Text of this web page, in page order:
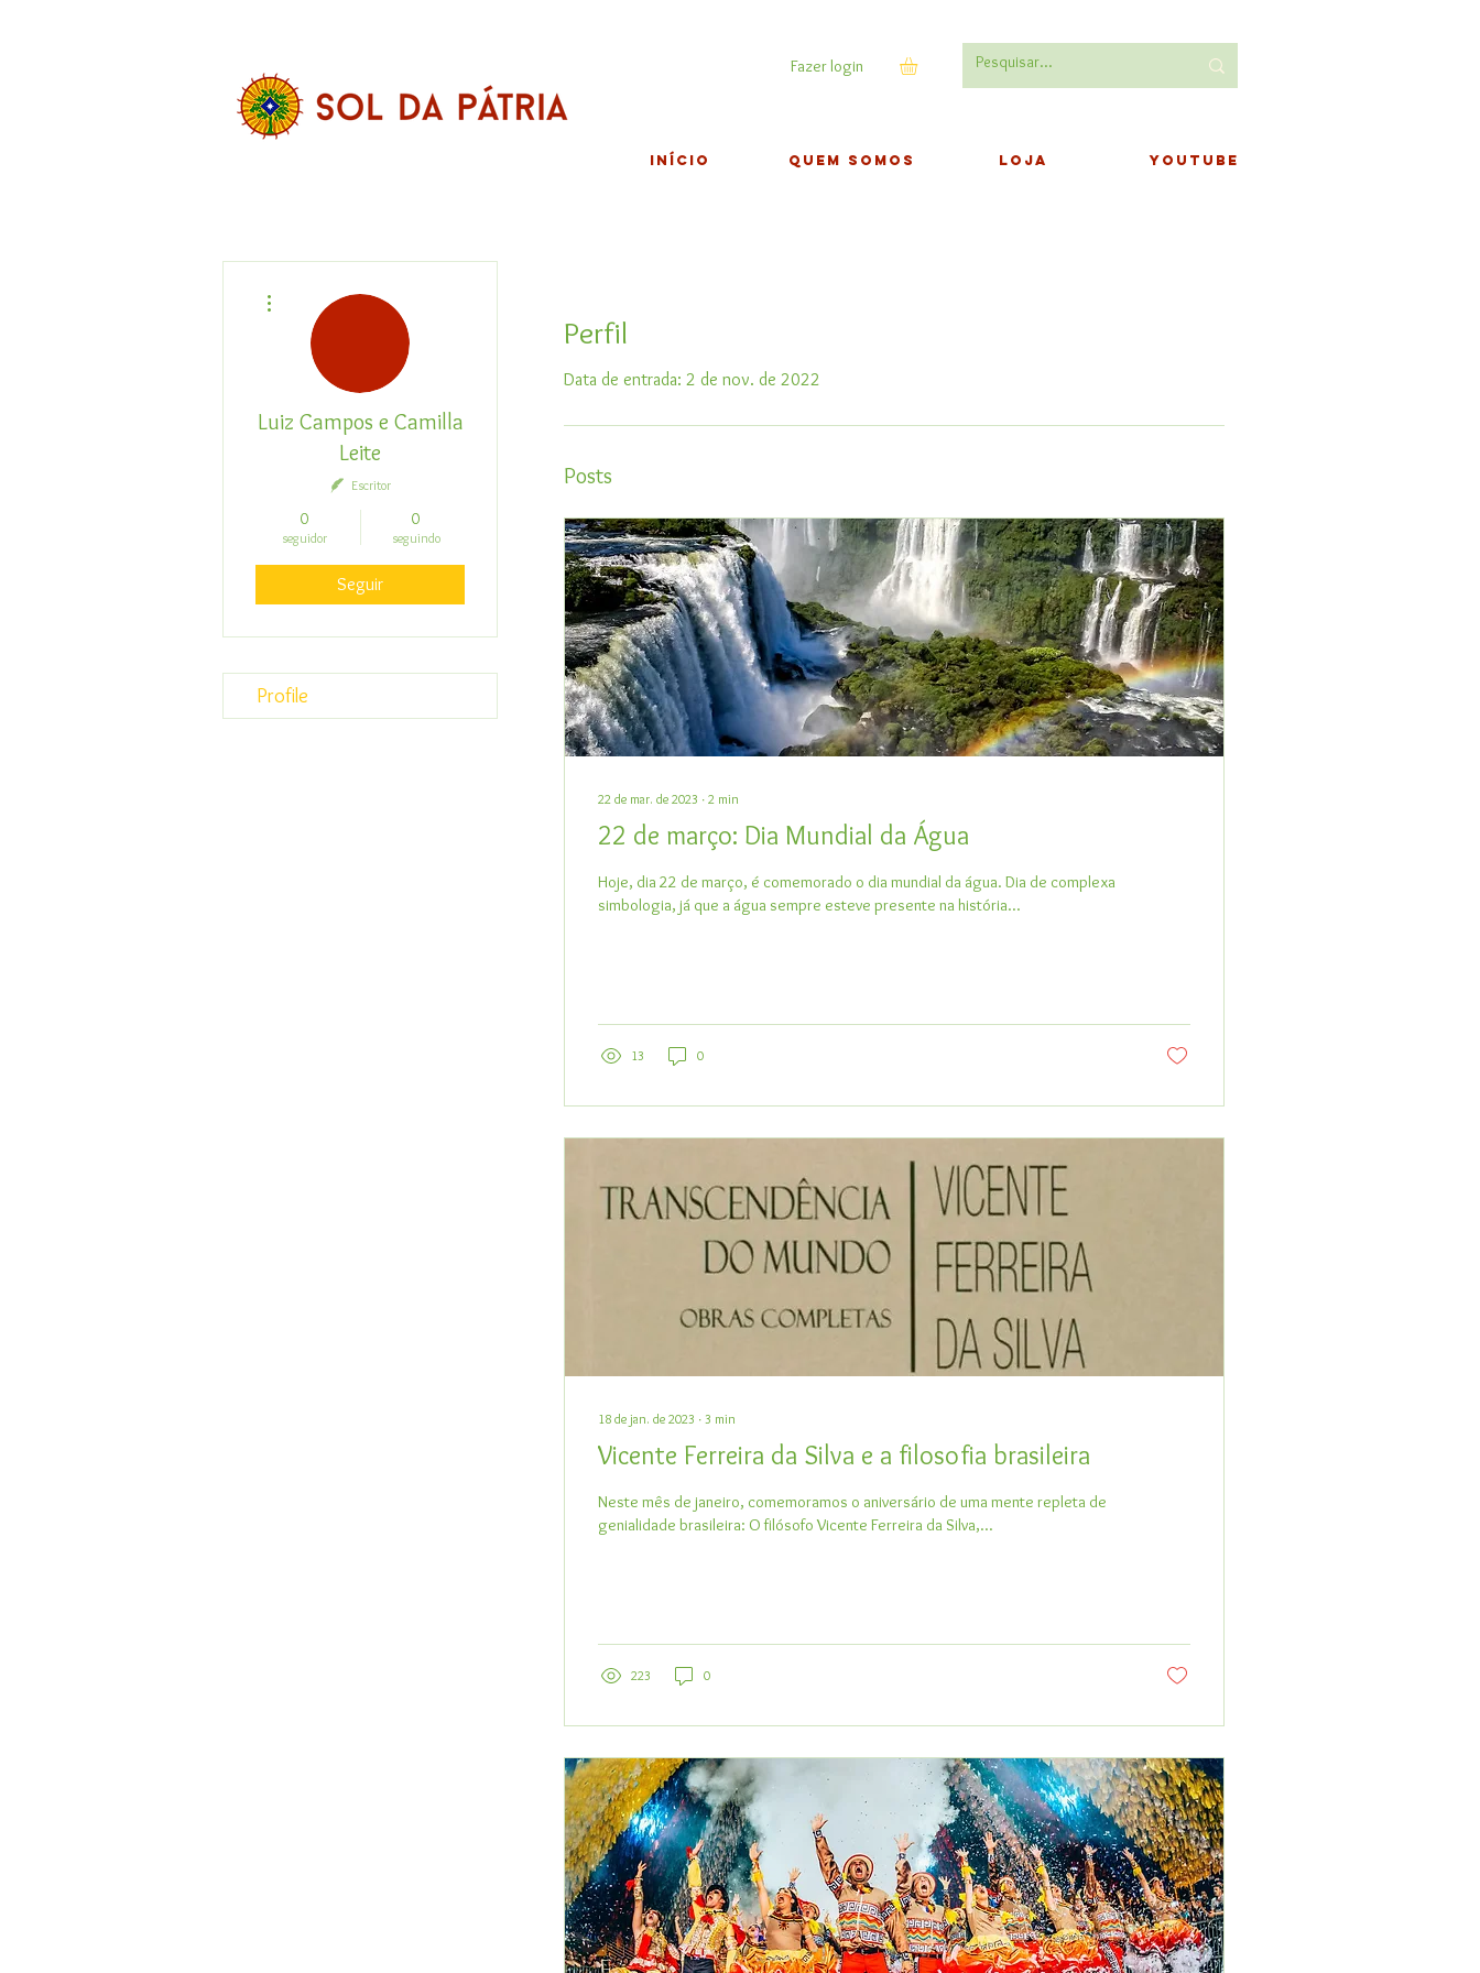
Fazer login
INÍCIO QUEM SOMOS LOJA YOUTUBE
Perfil
Data de entrada: 2 de nov. de 2022
Posts
22 de mar. de 2023 ∙ 2 min
22 de março: Dia Mundial da Água
Hoje, dia 22 de março, é comemorado o dia mundial da água. Dia de complexa
simbologia, já que a água sempre esteve presente na história...
13 0
18 de jan. de 2023 ∙ 3 min
Vicente Ferreira da Silva e a filosofia brasileira
Neste mês de janeiro, comemoramos o aniversário de uma mente repleta de
genialidade brasileira: O filósofo Vicente Ferreira da Silva,...
223 0
Luiz Campos e Camilla
Leite
Escritor
0
seguidor
0
seguindo
Seguir
Profile